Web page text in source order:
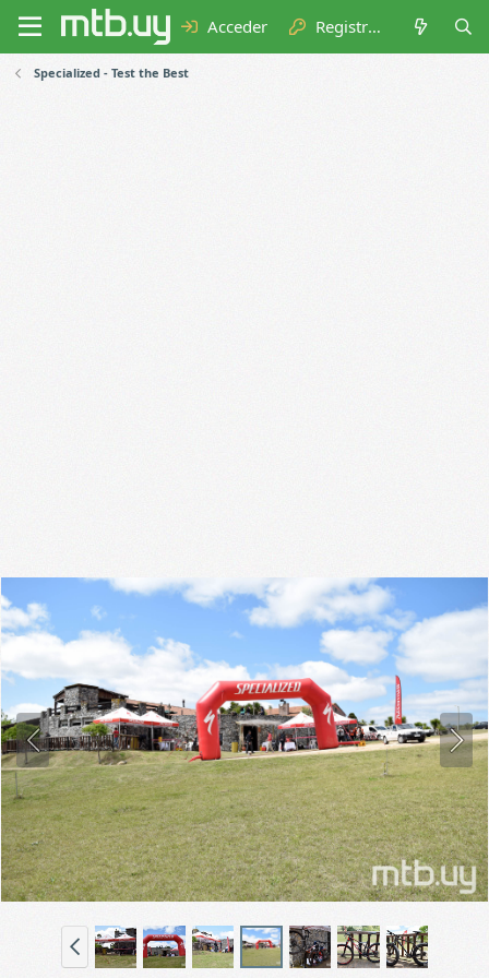
Acceder Registrarse
Specialized - Test the Best